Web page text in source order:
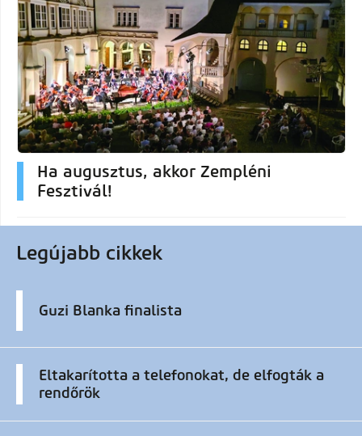
Ha augusztus, akkor Zempléni
Fesztivál!
Legújabb cikkek
Guzi Blanka finalista
Eltakarította a telefonokat, de elfogták a
rendőrök